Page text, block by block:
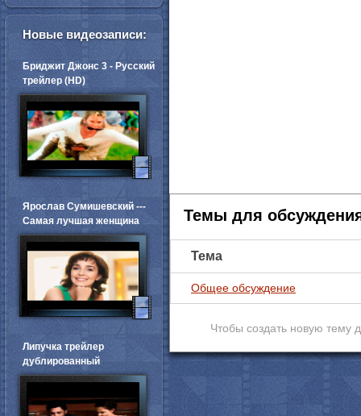
Темы для
Тема
Общее обсуждение
Чтобы создать новую тему
Новые видеозаписи:
Бриджит Джонс 3 - Русский
трейлер (HD)
Ярослав Сумишевский ---
Самая лучшая женщина
Липучка трейлер
дублированный